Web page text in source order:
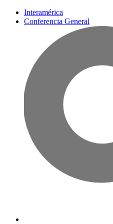
Interamérica
Conferencia General